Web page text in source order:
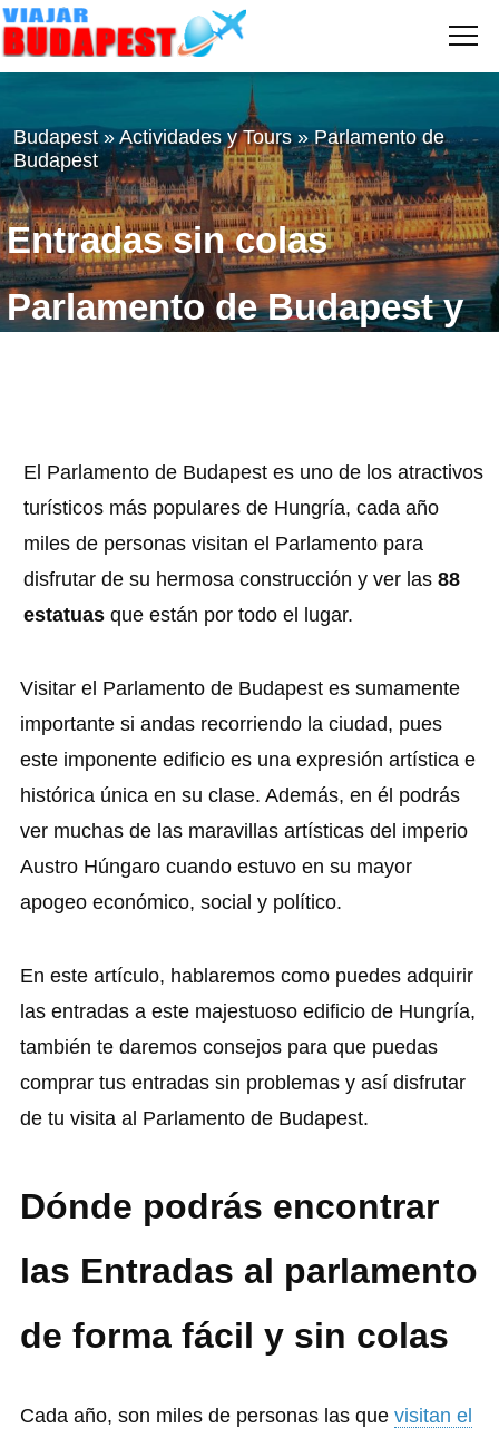
Budapest » Actividades y Tours »Parlamento de
Budapest
Entradas sin colas
Parlamento de Budapest y
El Parlamento de Budapest es uno de los atractivos
turísticos más populares de Hungría, cada año
miles de personas visitan el Parlamento para
disfrutar de su hermosa construcción y ver las 88
estatuas que están por todo el lugar.
Visitar el Parlamento de Budapest es sumamente
importante si andas recorriendo la ciudad, pues
este imponente edificio es una expresión artística e
histórica única en su clase. Además, en él podrás
ver muchas de las maravillas artísticas del imperio
Austro Húngaro cuando estuvo en su mayor
apogeo económico, social y político.
En este artículo, hablaremos como puedes adquirir
las entradas a este majestuoso edificio de Hungría,
también te daremos consejos para que puedas
comprar tus entradas sin problemas y así disfrutar
de tu visita al Parlamento de Budapest.
Dónde podrás encontrar
las Entradas al parlamento
de forma fácil y sin colas
Cada año, son miles de personas las que visitan el